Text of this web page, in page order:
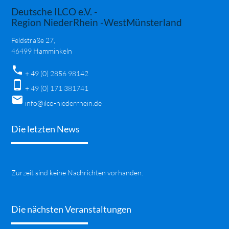
Deutsche ILCO e.V. -
Region NiederRhein -WestMünsterland
Feldstraße 27,
46499 Hamminkeln
phone + 49 (0) 2856 98142
phone_android + 49 (0) 171 381741
mail info@ilco-niederrhein.de
Die letzten News
Zurzeit sind keine Nachrichten vorhanden.
Die nächsten Veranstaltungen